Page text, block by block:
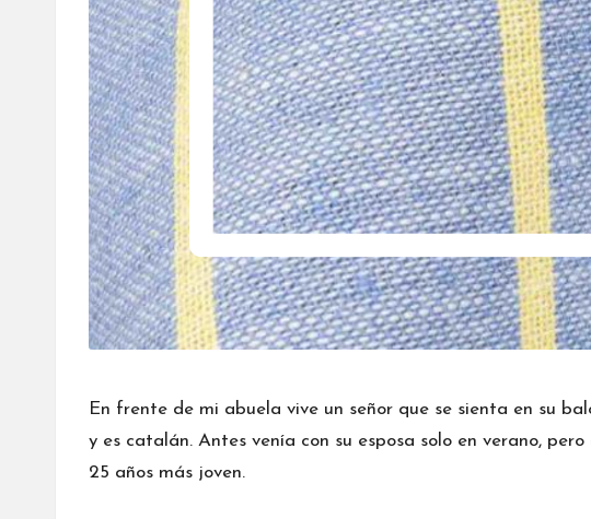
En frente de mi abuela vive un señor que se sienta en su
y es catalán. Antes venía con su esposa solo en verano,
25 años más joven.